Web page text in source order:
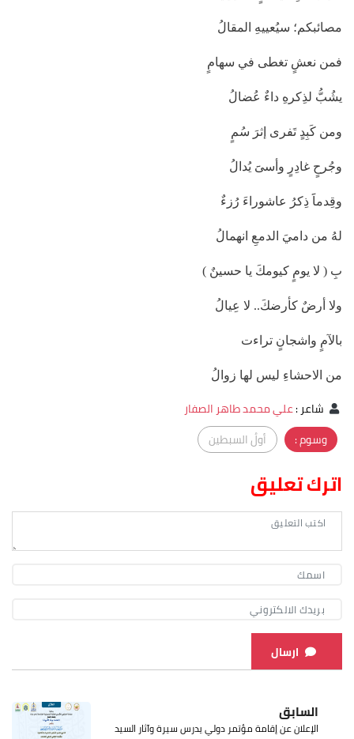
مصائبكم؛ سيُعييهِ المقالُ
فمن نعشٍ تغطى في سهامٍ
يشُبُّ لذِكرهِ داءٌ عُضالُ
ومن كَبِدٍ تَفرى إثرَ سُمٍ
وجُرحٍ غادِرٍ وأسىََ يُدالُ
وقِدماََ ذِكرُ عاشوراءَ رُزءٌ
لهُ من داميَ الدمعِ انهمالُ
بِ ( لا يومٍ كيومكَ يا حسينٌ )
ولا أرضٌ كأرضكَ.. لا عِيالُ
بالآمٍ واشجانٍ تراءت
من الاحشاءِ ليس لها زوالُ
شاعر:علي محمد طاهر الصفار
وسوم :
أولُ السبطين
اترك تعليق
ارسال
السابق
الإعلان عن إقامة مؤتمر دولي يدرس سيرة وآثار السيد